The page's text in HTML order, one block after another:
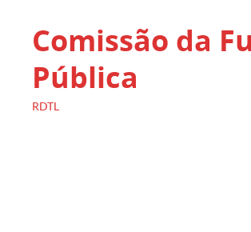
Comissão da
Pública
RDTL